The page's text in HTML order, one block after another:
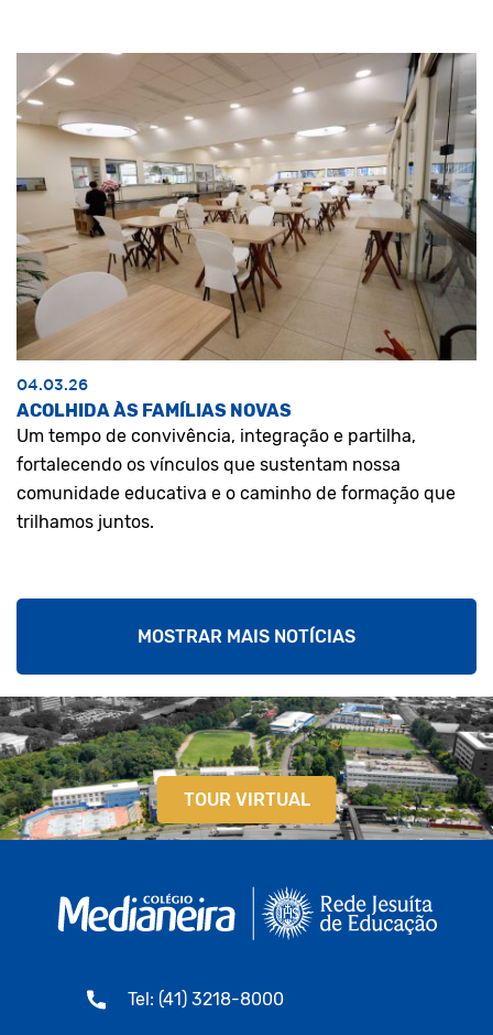
04.03.26
ACOLHIDA ÀS FAMÍLIAS NOVAS
Um tempo de convivência, integração e partilha,
fortalecendo os vínculos que sustentam nossa
comunidade educativa e o caminho de formação que
trilhamos juntos.
MOSTRAR MAIS NOTÍCIAS
TOUR VIRTUAL
Tel: (41) 3218-8000